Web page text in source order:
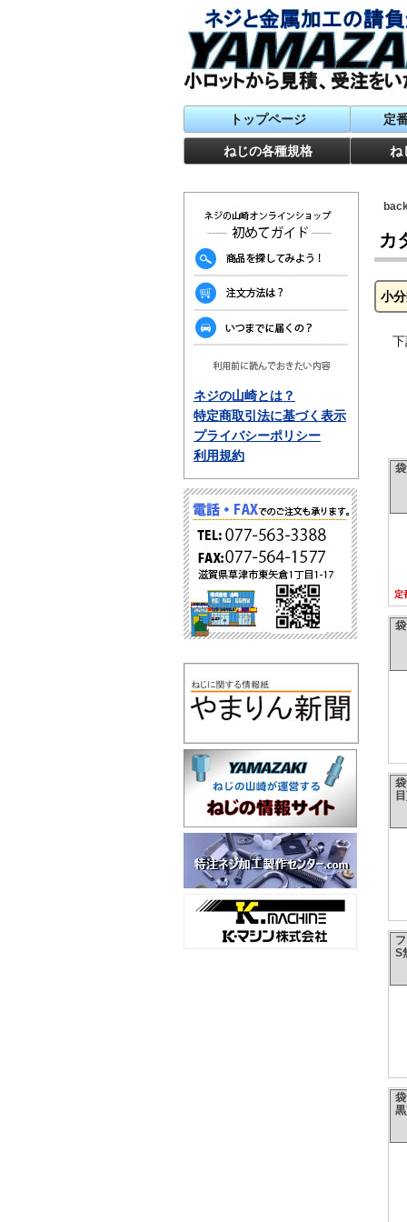
トップページ 定
ねじの各種規格 ね
ネジの山崎とは？
特定商取引法に基づく表示
プライバシーポリシー
利用規約
カ
小
定
S